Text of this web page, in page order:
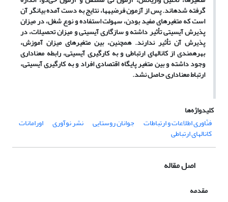
گرفته شدهاند. پس از آزمون فرضیهها، نتایج به دست آمده بیانگر آن
است که متغیرهای مفید بودن، سهولت استفاده و نوع شغل، در میزان
پذیرش آیسیتی تأثیر داشته و سازگاری آیسیتی و میزان تحصیلات، در
پذیرش آن تأثیر ندارند. همچنین، بین متغیرهای میزان آموزش،
بهرهمندی از کانالهای ارتباطی و به کارگیری آیسیتی، رابطه معناداری
وجود داشته و بین متغیر پایگاه اقتصادی افراد و به کارگیری آیسیتی،
ارتباط معناداری حاصل نشد.
کلیدواژه‌ها
فنّاوری اطلاعات و ارتباطات
جوانان روستایی نشر نوآوری اورامانات
کانالهای ارتباطی
اصل مقاله
مقدمه